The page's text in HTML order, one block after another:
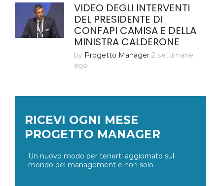
VIDEO DEGLI INTERVENTI
DEL PRESIDENTE DI
CONFAPI CAMISA E DELLA
MINISTRA CALDERONE
by Progetto Manager 2 settimane
ago
RICEVI OGNI MESE
PROGETTO MANAGER
Un nuovo modo per tenerti aggiornato sul
mondo del management e non solo.